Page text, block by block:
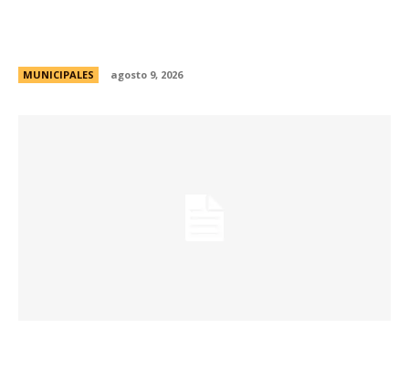
MUNICIPALES agosto 9, 2026